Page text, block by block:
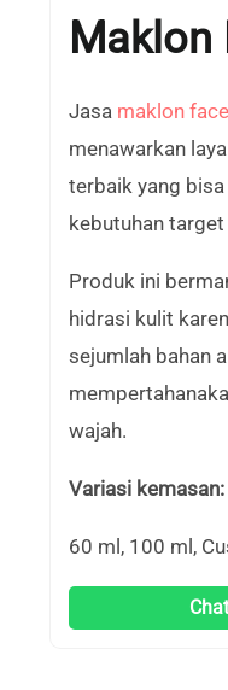
Maklon
Jasa maklon
menawarkan
terbaik yang
kebutuhan
Produk ini
hidrasi kulit
sejumlah bahan
wajah.
Variasi kemasan:
60 ml, 100 ml,